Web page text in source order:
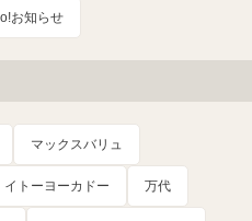
お知らせ
マックスバリュ
イトーヨーカドー 万代